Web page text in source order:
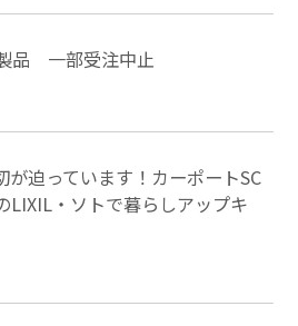
品 一部受注中止
が迫っています！カーポートSC
LIXIL・ソトで暮らしアップキ